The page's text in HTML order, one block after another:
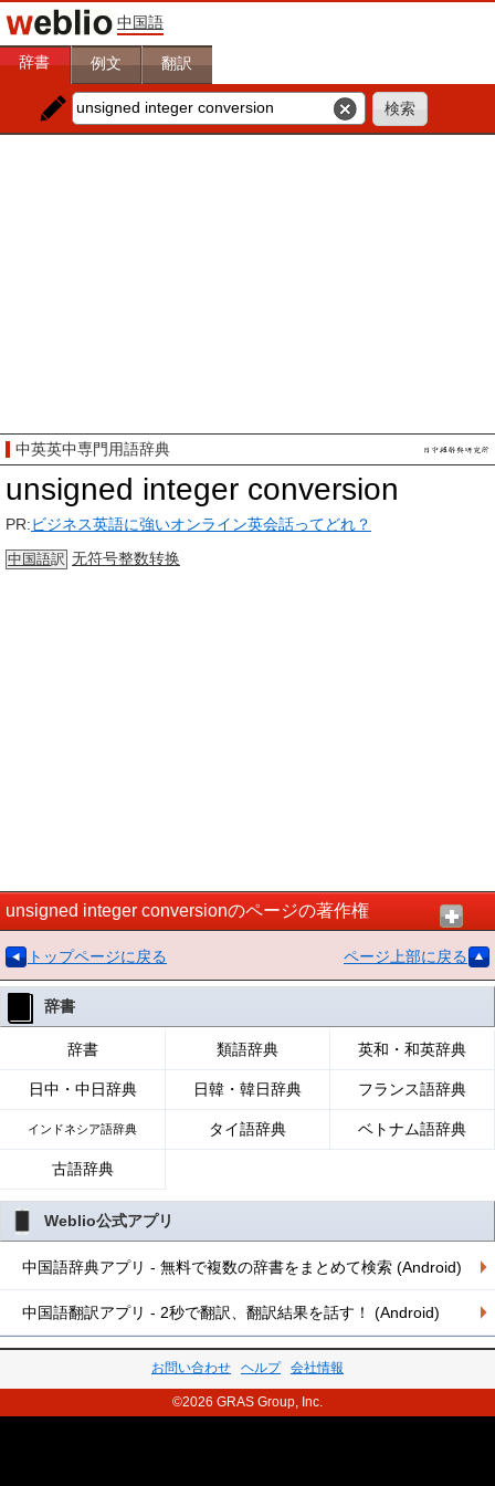
中国語
辞書 例文 翻訳
中英英中専門用語辞典
unsigned integer conversion
PR:ビジネス英語に強いオンライン英会話ってどれ？
中国語訳 无符号整数转换
unsigned integer conversionのページの著作権
トップページに戻る ページ上部に戻る
辞書
辞書 類語辞典 英和・和英辞典
日中・中日辞典 日韓・韓日辞典 フランス語辞典
インドネシア語辞典 タイ語辞典 ベトナム語辞典
古語辞典
Weblio公式アプリ
中国語辞典アプリ - 無料で複数の辞書をまとめて検索 (Android)
中国語翻訳アプリ - 2秒で翻訳、翻訳結果を話す！ (Android)
お問い合わせ ヘルプ 会社情報
©2026 GRAS Group, Inc.